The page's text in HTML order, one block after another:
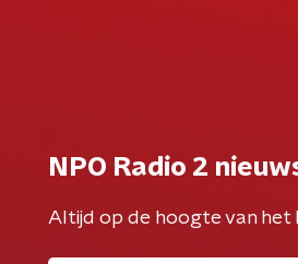
NPO Radio 2
Altijd op de hoogte van het